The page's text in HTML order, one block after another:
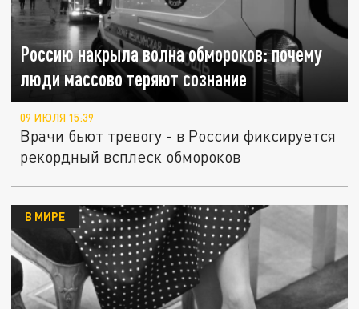
Россию накрыла волна обмороков: почему
люди массово теряют сознание
09 ИЮЛЯ 15:39
Врачи бьют тревогу - в России фиксируется
рекордный всплеск обмороков
В МИРЕ